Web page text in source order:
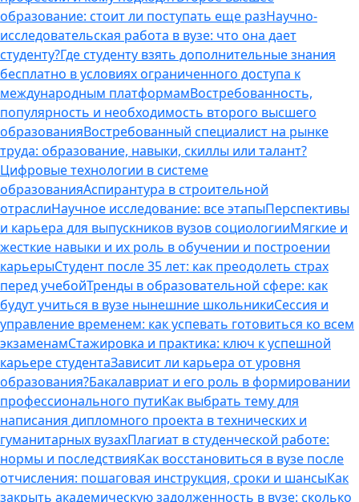
образование: стоит ли поступать еще разНаучно-
исследовательская работа в вузе: что она дает
студенту?Где студенту взять дополнительные знания
бесплатно в условиях ограниченного доступа к
международным платформамВостребованность,
популярность и необходимость второго высшего
образованияВостребованный специалист на рынке
труда: образование, навыки, скиллы или талант?
Цифровые технологии в системе
образованияАспирантура в строительной
отраслиНаучное исследование: все этапыПерспективы
и карьера для выпускников вузов социологииМягкие и
жесткие навыки и их роль в обучении и построении
карьерыСтудент после 35 лет: как преодолеть страх
перед учебойТренды в образовательной сфере: как
будут учиться в вузе нынешние школьникиСессия и
управление временем: как успевать готовиться ко всем
экзаменамСтажировка и практика: ключ к успешной
карьере студентаЗависит ли карьера от уровня
образования?Бакалавриат и его роль в формировании
профессионального путиКак выбрать тему для
написания дипломного проекта в технических и
гуманитарных вузахПлагиат в студенческой работе:
нормы и последствияКак восстановиться в вузе после
отчисления: пошаговая инструкция, сроки и шансыКак
закрыть академическую задолженность в вузе: сколько